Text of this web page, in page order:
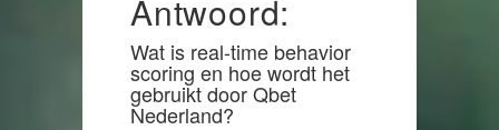
Antwoord:
Wat is real-time behavior
scoring en hoe wordt het
gebruikt door Qbet
Nederland?